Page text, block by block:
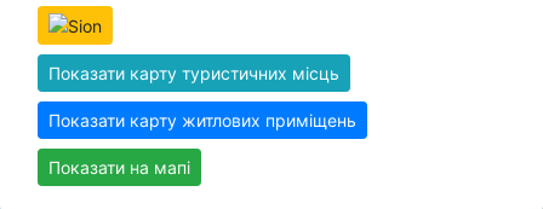
Показати карту туристичних місць
Показати карту житлових приміщень
Показати на мапі